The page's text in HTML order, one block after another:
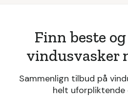
Finn beste
vindusvasker
Sammenlign tilbud på
helt uforpliktende